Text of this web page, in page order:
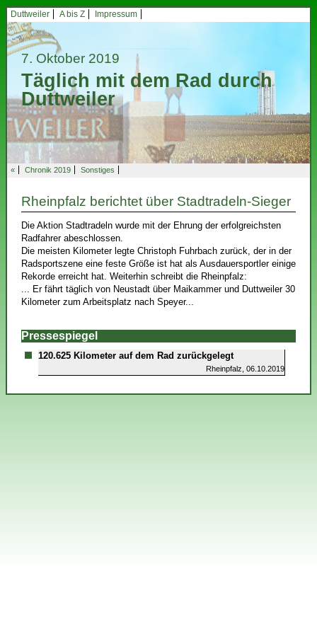
Duttweiler A bis Z Impressum
7. Oktober 2019
Täglich mit dem Rad durch
Duttweiler
« Chronik 2019 Sonstiges
Rheinpfalz berichtet über Stadtradeln-Sieger
Die Aktion Stadtradeln wurde mit der Ehrung der erfolgreichsten
Radfahrer abeschlossen.
Die meisten Kilometer legte Christoph Fuhrbach zurück, der in der
Radsportszene eine feste Größe ist hat als Ausdauersportler einige
Rekorde erreicht hat. Weiterhin schreibt die Rheinpfalz:
... Er fährt täglich von Neustadt über Maikammer und Duttweiler 30
Kilometer zum Arbeitsplatz nach Speyer...
Pressespiegel
120.625 Kilometer auf dem Rad zurückgelegt
Rheinpfalz, 06.10.2019